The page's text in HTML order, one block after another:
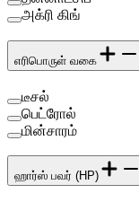
அக்ரி கிங்
எரிபொருள் வகை
டீசல்
பெட்ரோல்
மின்சாரம்
ஹார்ஸ் பவர் (HP)